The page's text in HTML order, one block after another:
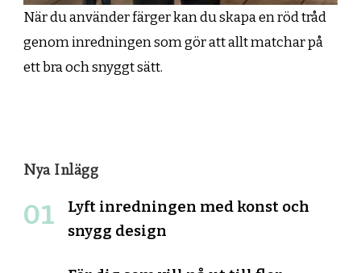
När du använder färger kan du skapa en röd tråd
genom inredningen som gör att allt matchar på
ett bra och snyggt sätt.
Nya Inlägg
Lyft inredningen med konst och
snygg design